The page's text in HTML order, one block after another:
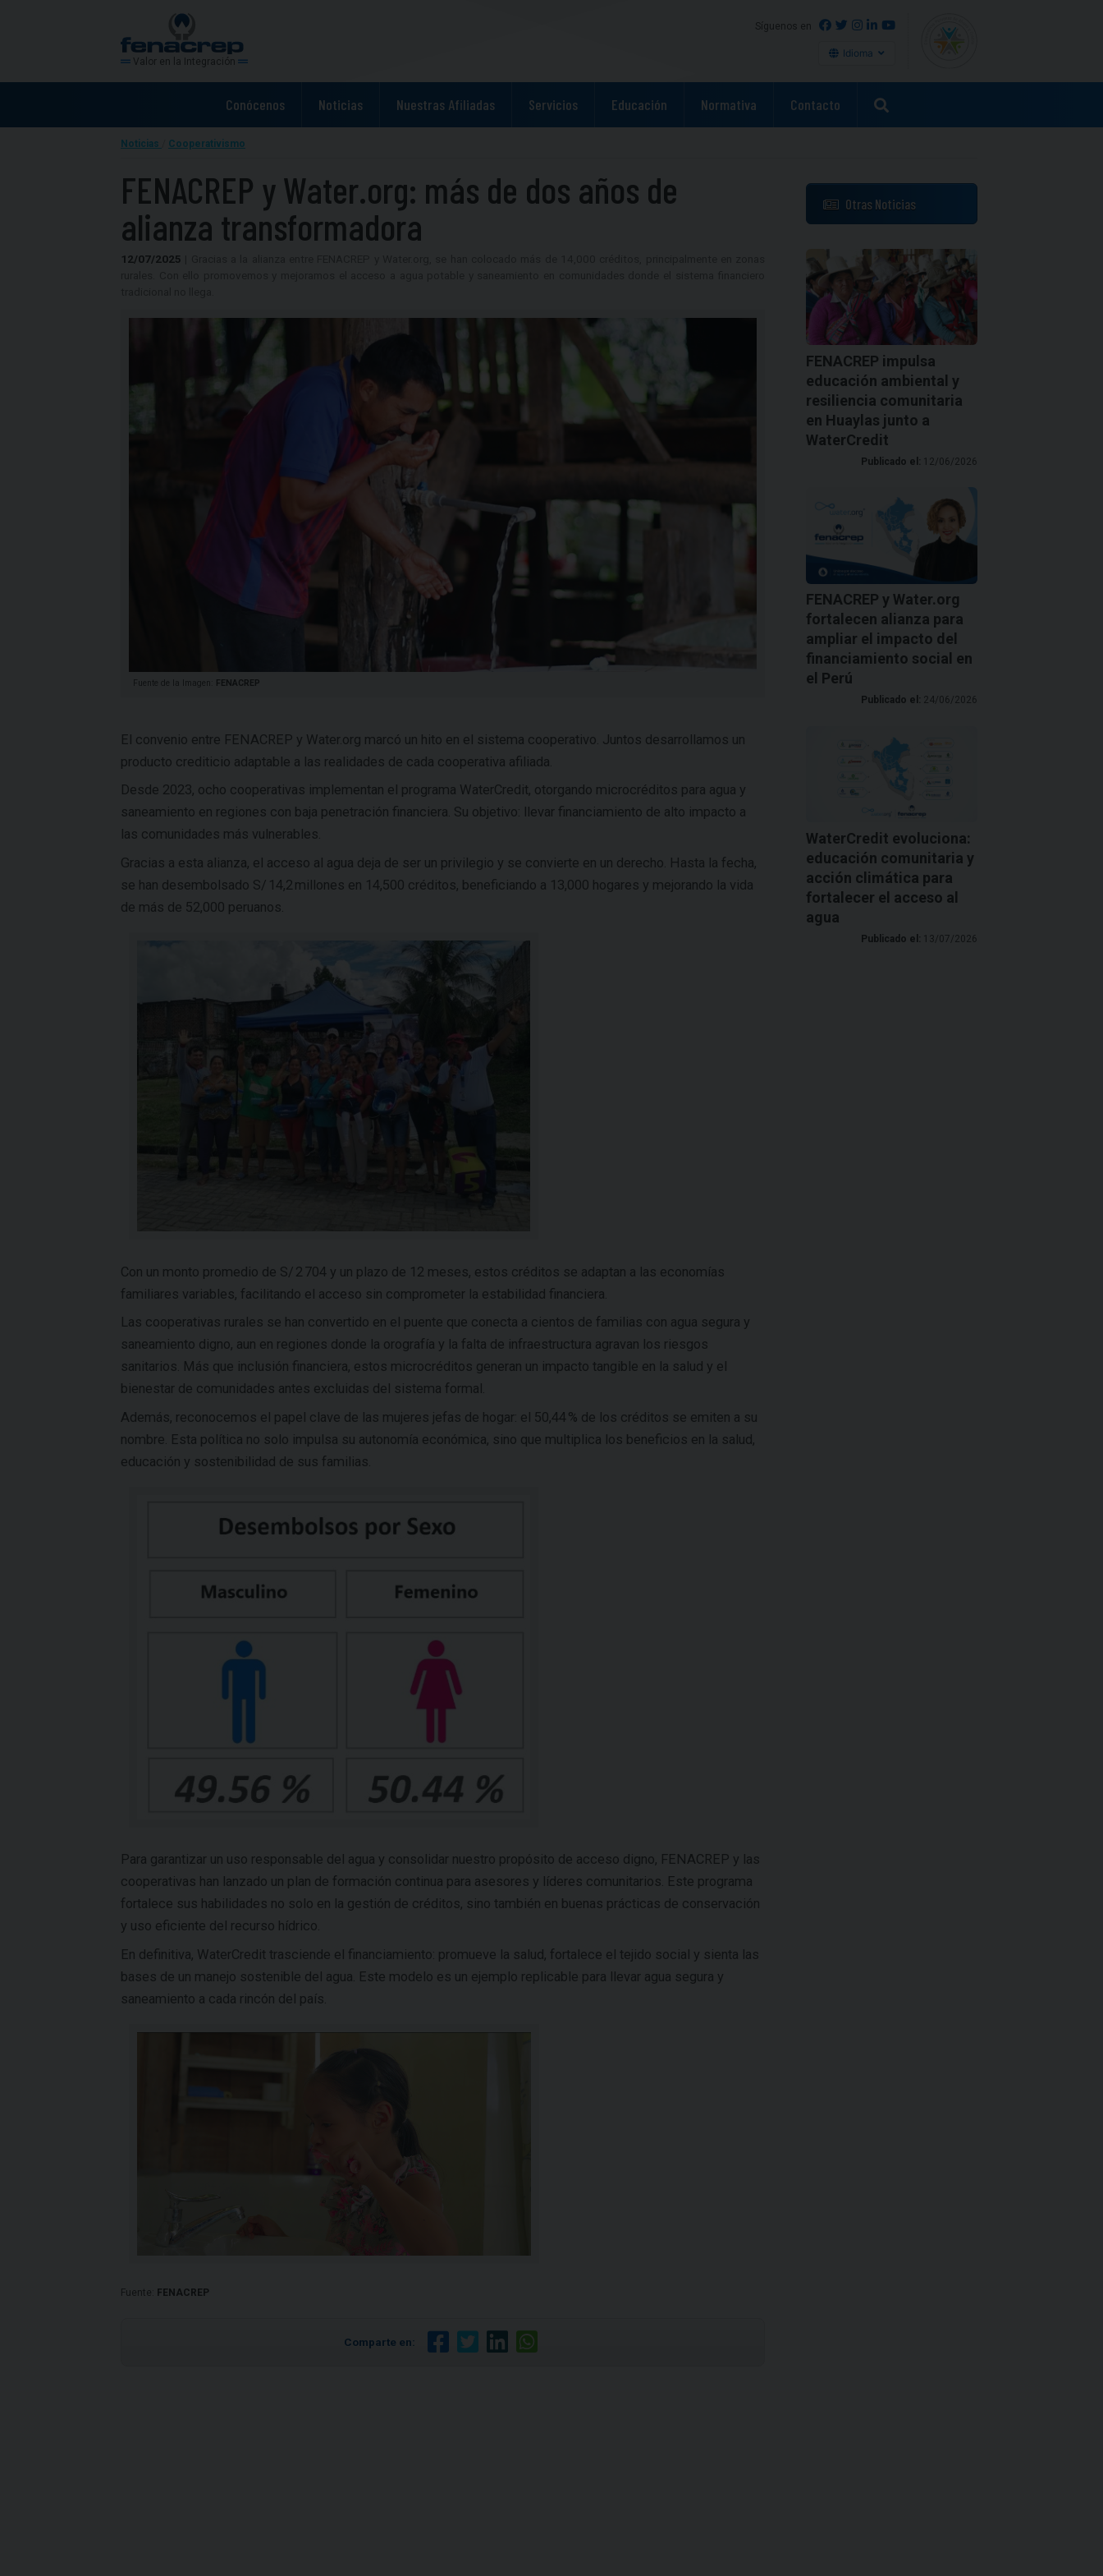
Valor en la Integración
Síguenos en
Idioma
Conócenos Noticias Nuestras Afiliadas Servicios Educación Normativa Contacto
Noticias Cooperativismo
FENACREP y Water.org: más de dos años de
alianza transformadora
12/07/2025
Fuente de la Imagen: FENACREP
El convenio entre FENACREP y Water.org marcó un hito en el sistema cooperativo. Juntos desarrollamos un
producto crediticio adaptable a las realidades de cada cooperativa afiliada.
Desde 2023, ocho cooperativas implementan el programa WaterCredit, otorgando microcréditos para agua y
saneamiento en regiones con baja penetración financiera. Su objetivo: llevar financiamiento de alto impacto a
las comunidades más vulnerables.
Gracias a esta alianza, el acceso al agua deja de ser un privilegio y se convierte en un derecho. Hasta la fecha,
se han desembolsado S/ 14,2 millones en 14,500 créditos, beneficiando a 13,000 hogares y mejorando la vida
de más de 52,000 peruanos.
Con un monto promedio de S/ 2 704 y un plazo de 12 meses, estos créditos se adaptan a las economías
familiares variables, facilitando el acceso sin comprometer la estabilidad financiera.
Las cooperativas rurales se han convertido en el puente que conecta a cientos de familias con agua segura y
saneamiento digno, aun en regiones donde la orografía y la falta de infraestructura agravan los riesgos
sanitarios. Más que inclusión financiera, estos microcréditos generan un impacto tangible en la salud y el
bienestar de comunidades antes excluidas del sistema formal.
Además, reconocemos el papel clave de las mujeres jefas de hogar: el 50,44 % de los créditos se emiten a su
nombre. Esta política no solo impulsa su autonomía económica, sino que multiplica los beneficios en la salud,
educación y sostenibilidad de sus familias.
Para garantizar un uso responsable del agua y consolidar nuestro propósito de acceso digno, FENACREP y las
cooperativas han lanzado un plan de formación continua para asesores y líderes comunitarios. Este programa
fortalece sus habilidades no solo en la gestión de créditos, sino también en buenas prácticas de conservación
y uso eficiente del recurso hídrico.
En definitiva, WaterCredit trasciende el financiamiento: promueve la salud, fortalece el tejido social y sienta las
bases de un manejo sostenible del agua. Este modelo es un ejemplo replicable para llevar agua segura y
saneamiento a cada rincón del país.
Fuente: FENACREP
Comparte en:
Otras Noticias
FENACREP impulsa
educación ambiental y
resiliencia comunitaria
en Huaylas junto a
WaterCredit
Publicado el: 12/06/2026
FENACREP y Water.org
fortalecen alianza para
ampliar el impacto del
financiamiento social en
el Perú
Publicado el: 24/06/2026
WaterCredit evoluciona:
educación comunitaria y
acción climática para
fortalecer el acceso al
agua
Publicado el: 13/07/2026